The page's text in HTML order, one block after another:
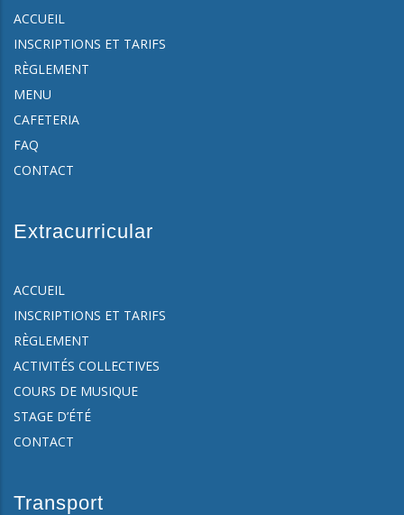
ACCUEIL
INSCRIPTIONS ET TARIFS
RÈGLEMENT
MENU
CAFETERIA
FAQ
CONTACT
Extracurricular
ACCUEIL
INSCRIPTIONS ET TARIFS
RÈGLEMENT
ACTIVITÉS COLLECTIVES
COURS DE MUSIQUE
STAGE D’ÉTÉ
CONTACT
Transport